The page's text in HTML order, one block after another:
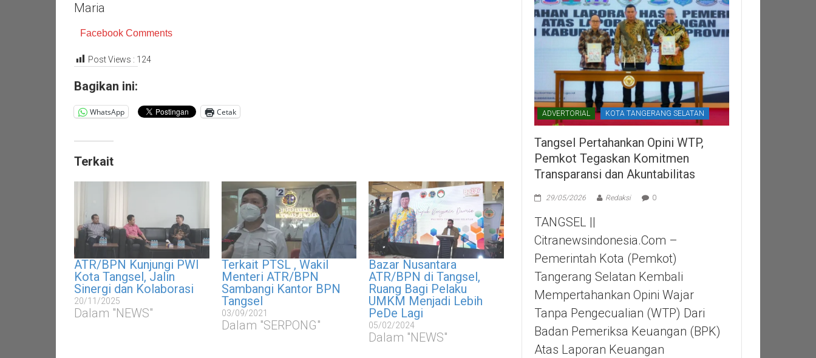
Maria
Facebook Comments
Post Views : 124
Bagikan ini:
WhatsApp Cetak
Terkait
ATR/BPN Kunjungi PWI
Kota Tangsel, Jalin
Sinergi dan Kolaborasi
20/11/2025
Dalam "NEWS"
Terkait PTSL , Wakil
Menteri ATR/BPN
Sambangi Kantor BPN
Tangsel
03/09/2021
Dalam "SERPONG"
Bazar Nusantara
ATR/BPN di Tangsel,
Ruang Bagi Pelaku
UMKM Menjadi Lebih
PeDe Lagi
05/02/2024
Dalam "NEWS"
ADVERTORIAL KOTA TANGERANG SELATAN
Tangsel Pertahankan Opini WTP,
Pemkot Tegaskan Komitmen
Transparansi dan Akuntabilitas
29/05/2026 Redaksi 0
TANGSEL ||
Citranewsindonesia.com –
Pemerintah Kota (Pemkot)
Tangerang Selatan Kembali
Mempertahankan Opini Wajar
Tanpa Pengecualian (WTP) Dari
Badan Pemeriksa Keuangan (BPK)
Atas Laporan Keuangan